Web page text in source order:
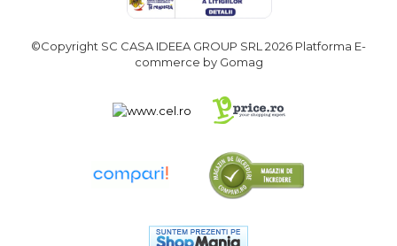
©Copyright SC CASA IDEEA GROUP SRL 2026 Platforma E-
commerce by Gomag